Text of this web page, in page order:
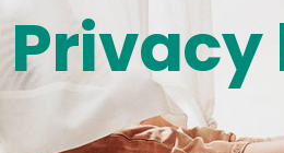
Privacy